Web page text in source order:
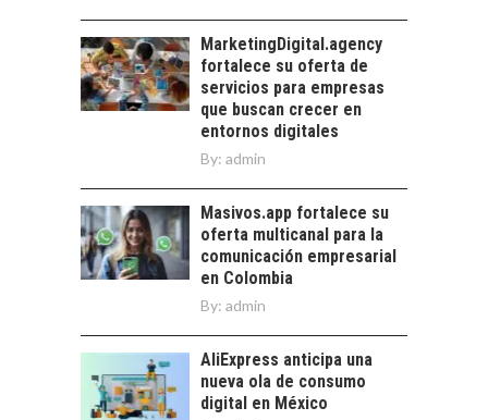
TURISMO EN EL
DESIERTO DE
ATACAMA:
OPORTUNIDADES
PARA EL
DESARROLLO LOCAL
El Desierto de
Atacama: Motor
Estratégico para el
Desarrollo Turístico…
MINERA CHILENA
FRENTE AL DESAFÍO
DE LA
SOSTENIBILIDAD
el reto ineludible de…
MarketingDigital.agency
fortalece su oferta de
servicios para empresas
que buscan crecer en
entornos digitales
By: admin
Masivos.app fortalece su
oferta multicanal para la
comunicación empresarial
en Colombia
By: admin
AliExpress anticipa una
nueva ola de consumo
digital en México